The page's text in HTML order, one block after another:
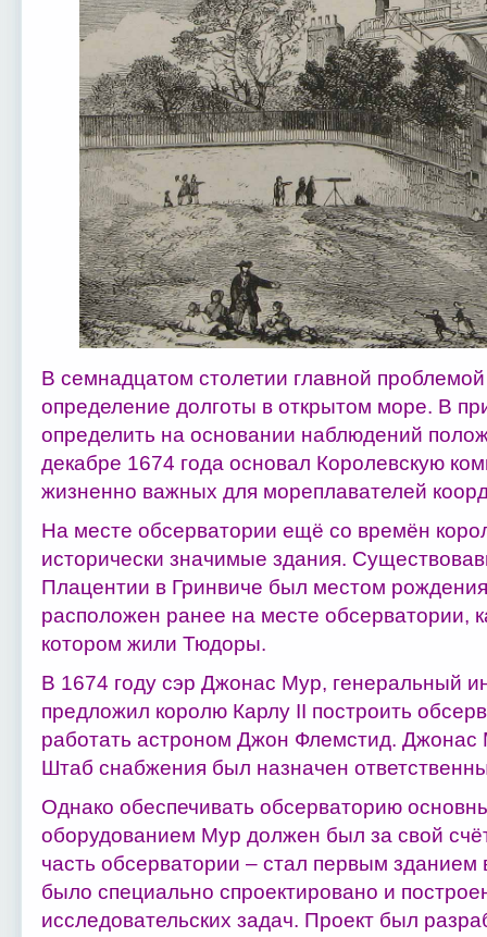
В семнадцатом столетии главной
определение долготы в открытом море. В
определить на основании наблюдений
декабре 1674 года основал Королевскую
жизненно важных для мореплавателей
На месте обсерватории ещё со времён
исторически значимые здания.
Плацентии в Гринвиче был местом
расположен ранее на месте обсерватории,
котором жили Тюдоры.
В 1674 году сэр Джонас Мур, генеральный
предложил королю Карлу II построить
работать астроном Джон Флемстид. Джонас
Штаб снабжения был назначен
Однако обеспечивать обсерваторию
оборудованием Мур должен был за свой
часть обсерватории – стал первым зданием
было специально спроектировано и
исследовательских задач. Проект был